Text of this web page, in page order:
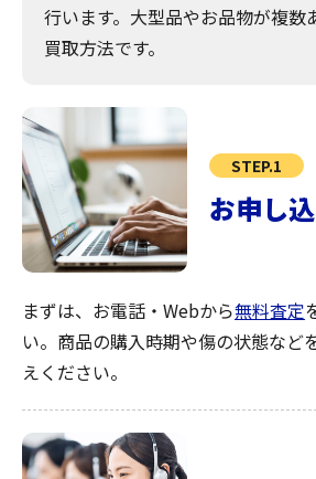
行います。大型品やお品物が複数
買取方法です。
STEP.1
お申し
まずは、お電話・Webから無料査定
い。商品の購入時期や傷の状態など
えください。